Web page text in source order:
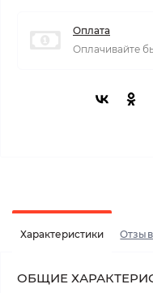
Оплата
Оплачивайте
Характеристики
ОБЩИЕ